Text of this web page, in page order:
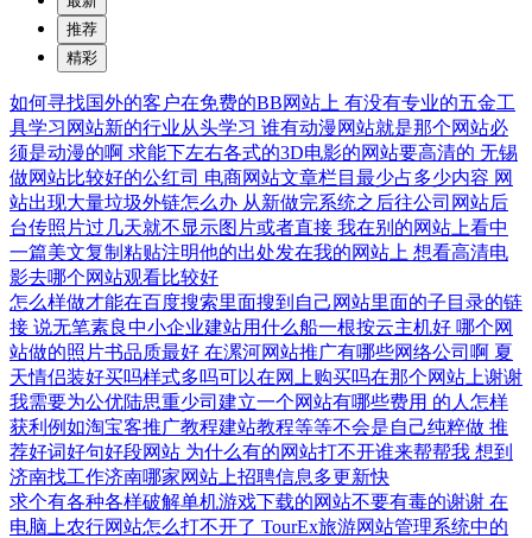
推荐
精彩
如何寻找国外的客户在免费的BB网站上 有没有专业的五金工
具学习网站新的行业从头学习 谁有动漫网站就是那个网站必
须是动漫的啊 求能下左右各式的3D电影的网站要高清的 无锡
做网站比较好的公红司 电商网站文章栏目最少占多少内容 网
站出现大量垃圾外链怎么办 从新做完系统之后往公司网站后
台传照片过几天就不显示图片或者直接 我在别的网站上看中
一篇美文复制粘贴注明他的出处发在我的网站上 想看高清电
影去哪个网站观看比较好
怎么样做才能在百度搜索里面搜到自己网站里面的子目录的链
接 说无笔素良中小企业建站用什么船一根按云主机好 哪个网
站做的照片书品质最好 在漯河网站推广有哪些网络公司啊 夏
天情侣装好买吗样式多吗可以在网上购买吗在那个网站上谢谢
我需要为公优陆思重少司建立一个网站有哪些费用 的人怎样
获利例如淘宝客推广教程建站教程等等不会是自己纯粹做 推
荐好词好句好段网站 为什么有的网站打不开谁来帮帮我 想到
济南找工作济南哪家网站上招聘信息多更新快
求个有各种各样破解单机游戏下载的网站不要有毒的谢谢 在
电脑上农行网站怎么打不开了 TourEx旅游网站管理系统中的